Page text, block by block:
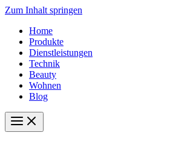
Zum Inhalt springen
Home
Produkte
Dienstleistungen
Technik
Beauty
Wohnen
Blog